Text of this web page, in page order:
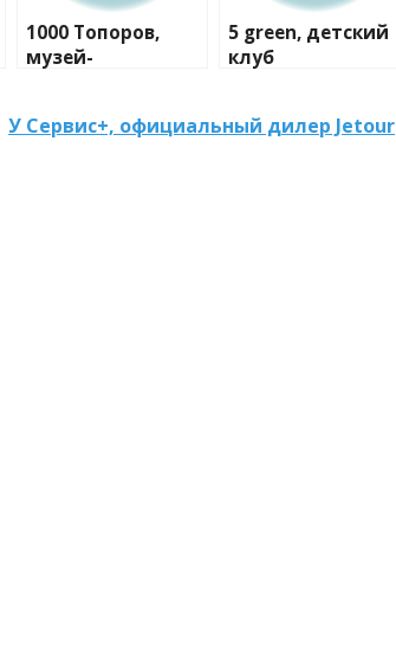
1000 Топоров,
музей-
5 green, детский
клуб
У Сервис+, официальный дилер Jetour